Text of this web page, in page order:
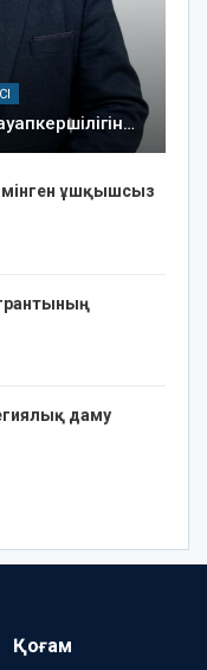
ұшқышсыз
даму
Қоғам